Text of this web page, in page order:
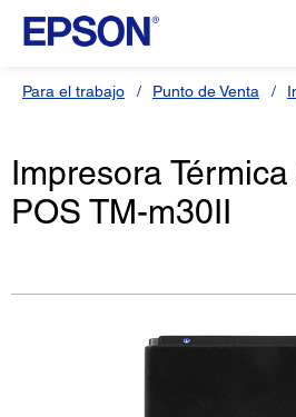
Para el trabajo Punto de Venta
Impresora
POS TM-m30II